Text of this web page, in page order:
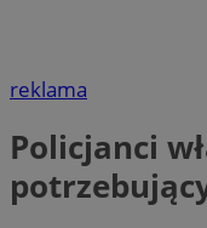
reklama
Policjanci